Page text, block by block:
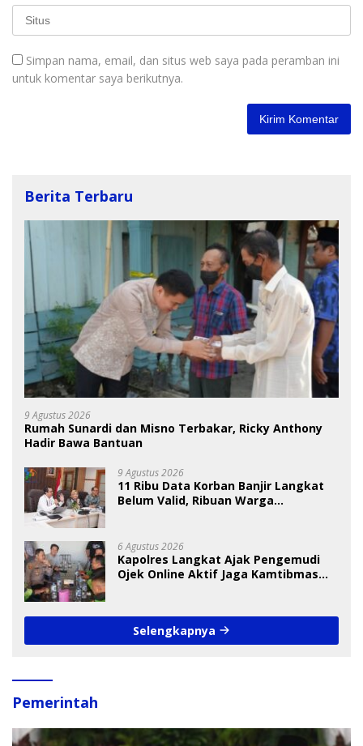
Simpan nama, email, dan situs web saya pada peramban ini
untuk komentar saya berikutnya.
Berita Terbaru
9 Agustus 2026
Rumah Sunardi dan Misno Terbakar, Ricky Anthony
Hadir Bawa Bantuan
9 Agustus 2026
11 Ribu Data Korban Banjir Langkat
Belum Valid, Ribuan Warga
6 Agustus 2026
Kapolres Langkat Ajak Pengemudi
Ojek Online Aktif Jaga Kamtibmas
Selengkapnya
Pemerintah